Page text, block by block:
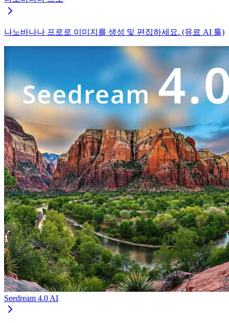
나노바나나 프로로 이미지를 생성 및 편집하세요. (유료 AI 툴)
Seedream 4.0 AI